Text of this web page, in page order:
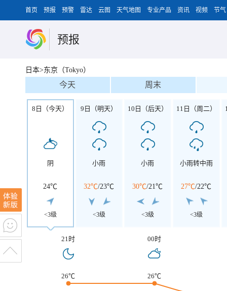
首页 预报 预警 雷达 云图 天气地图 专业产品 资讯 视频 节气
预报
日本>东京（Tokyo）
今天 周末
8日（今天）
阴
24℃
<3级
9日（明天）
小雨
32℃/23℃
<3级
10日（后天）
小雨
30℃/21℃
<3级
11日（周二）
小雨转中雨
27℃/22℃
<3级
21时 00时
26℃ 26℃